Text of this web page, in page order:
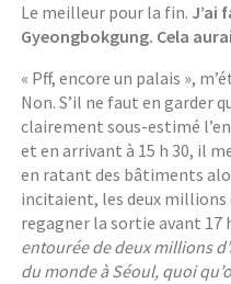
Le meilleur pour la fin. J’ai
Gyeongbokgung. Cela
« Pff, encore un palais »,
Non. S’il ne faut en garder
clairement sous-estimé
et en arrivant à 15 h 30, il
en ratant des bâtiments
incitaient, les deux millions
regagner la sortie avant 17
entourée de deux millions
du monde à Séoul, quoi